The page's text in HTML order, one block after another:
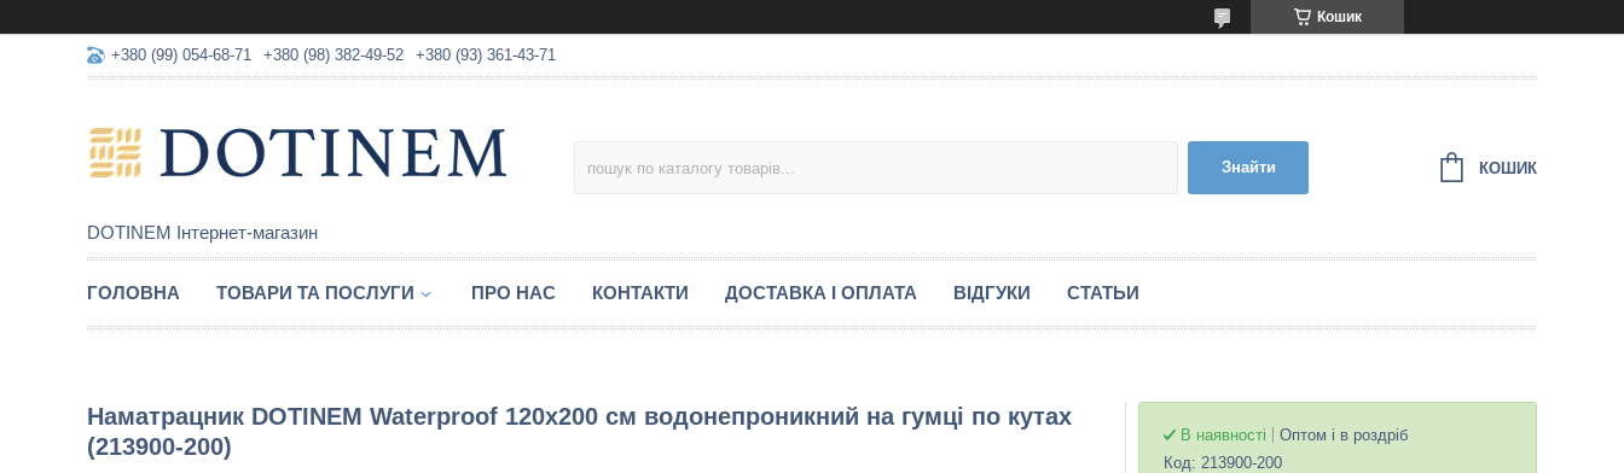
Кошик
+380 (99) 054-68-71 +380 (98) 382-49-52 +380 (93) 361-43-71
DOTINEM Інтернет-магазин
Знайти КОШИК
ГОЛОВНА ТОВАРИ ТА ПОСЛУГИ ПРО НАС КОНТАКТИ ДОСТАВКА І ОПЛАТА ВІДГУКИ СТАТЬИ
Наматрацник DOTINEM Waterproof 120х200 см водонепроникний на гумці по кутах
(213900-200)
В наявності
Оптом і в роздріб
Код: 213900-200